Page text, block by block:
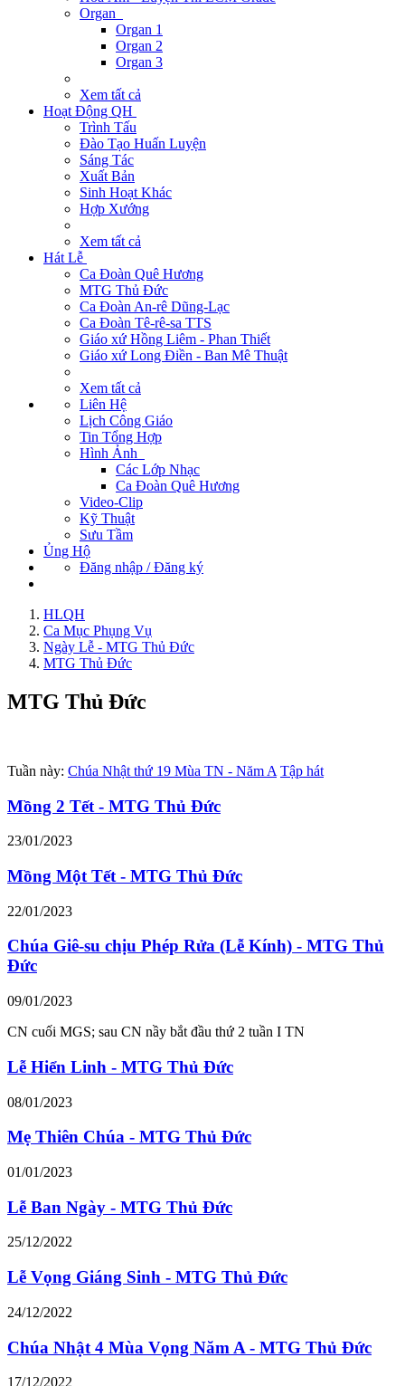
Organ
Organ 1
Organ 2
Organ 3
Xem tất cả
Hoạt Động QH
Trình Tấu
Đào Tạo Huấn Luyện
Sáng Tác
Xuất Bản
Sinh Hoạt Khác
Hợp Xướng
Xem tất cả
Hát Lễ
Ca Đoàn Quê Hương
MTG Thủ Đức
Ca Đoàn An-rê Dũng-Lạc
Ca Đoàn Tê-rê-sa TTS
Giáo xứ Hồng Liêm - Phan Thiết
Giáo xứ Long Điền - Ban Mê Thuật
Xem tất cả
Liên Hệ
Lịch Công Giáo
Tin Tổng Hợp
Hình Ảnh
Các Lớp Nhạc
Ca Đoàn Quê Hương
Video-Clip
Kỹ Thuật
Sưu Tầm
Ủng Hộ
Đăng nhập / Đăng ký
HLQH
Ca Mục Phụng Vụ
Ngày Lễ - MTG Thủ Đức
MTG Thủ Đức
MTG Thủ Đức
Tuần này: Chúa Nhật thứ 19 Mùa TN - Năm A Tập hát
Mồng 2 Tết - MTG Thủ Đức
23/01/2023
Mồng Một Tết - MTG Thủ Đức
22/01/2023
Chúa Giê-su chịu Phép Rửa (Lễ Kính) - MTG Thủ
Đức
09/01/2023
CN cuối MGS; sau CN nầy bắt đầu thứ 2 tuần I TN
Lễ Hiển Linh - MTG Thủ Đức
08/01/2023
Mẹ Thiên Chúa - MTG Thủ Đức
01/01/2023
Lễ Ban Ngày - MTG Thủ Đức
25/12/2022
Lễ Vọng Giáng Sinh - MTG Thủ Đức
24/12/2022
Chúa Nhật 4 Mùa Vọng Năm A - MTG Thủ Đức
17/12/2022